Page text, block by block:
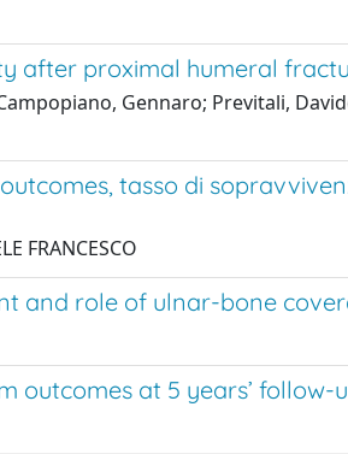
after proximal humeral
Gennaro; Previtali,
tasso di
FRANCESCO
and role of ulnar-bone
outcomes at 5 years’ follow-